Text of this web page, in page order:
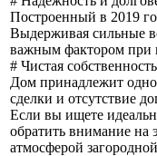
Построенный в 2019
Выдерживая сильные
важным фактором при
# Чистая собственность
Дом принадлежит
сделки и отсутствие
Если вы ищете
обратить внимание на
атмосферой